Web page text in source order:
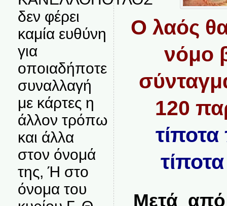
δεν φέρει
καμία ευθύνη
για
οποιαδήποτε
συναλλαγή
με κάρτες η
άλλον τρόπω
και άλλα
στον όνομά
της, Ή στο
όνομα του
Ο λαός
νόμο
120
Μετά